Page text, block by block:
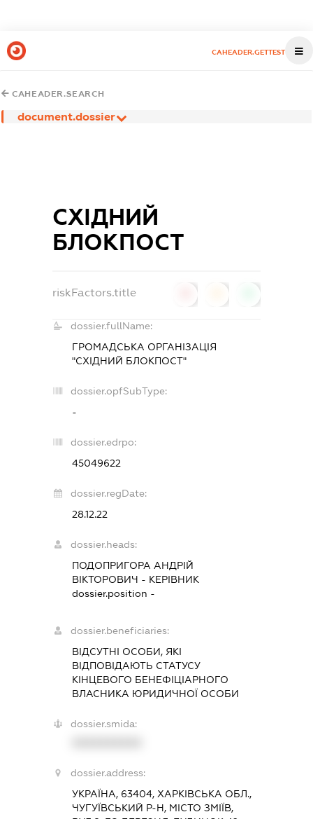
CAHEADER.GETTEST
CAHEADER.SEARCH
document.dossier
СХІДНИЙ
БЛОКПОСТ
riskFactors.title
dossier.fullName:
ГРОМАДСЬКА ОРГАНІЗАЦІЯ
"СХІДНИЙ БЛОКПОСТ"
dossier.opfSubType:
-
dossier.edrpo:
45049622
dossier.regDate:
28.12.22
dossier.heads:
ПОДОПРИГОРА АНДРІЙ
ВІКТОРОВИЧ - КЕРІВНИК
dossier.position -
dossier.beneficiaries:
ВІДСУТНІ ОСОБИ, ЯКІ
ВІДПОВІДАЮТЬ СТАТУСУ
КІНЦЕВОГО БЕНЕФІЦІАРНОГО
ВЛАСНИКА ЮРИДИЧНОЇ ОСОБИ
dossier.smida:
dossier.address:
УКРАЇНА, 63404, ХАРКІВСЬКА ОБЛ.,
ЧУГУЇВСЬКИЙ Р-Н, МІСТО ЗМІЇВ,